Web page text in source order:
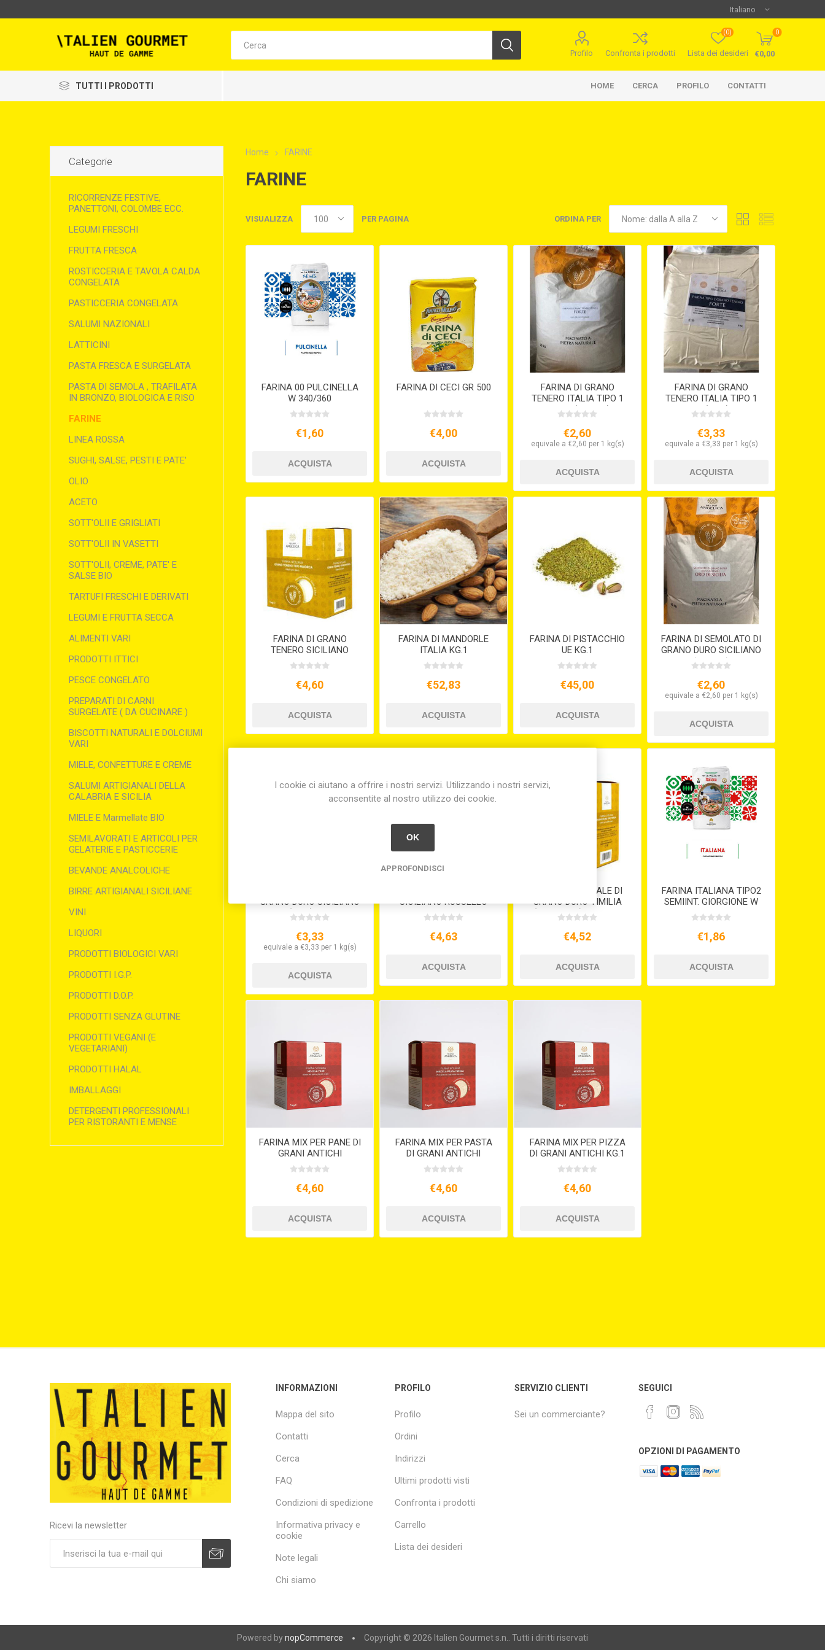
Profilo Confronta i prodotti Lista dei desideri
(0) 0
€0,00
TUTTI I PRODOTTI HOME CERCA PROFILO CONTATTI
Home FARINE
FARINE
ORDINA PER
VISUALIZZA PER PAGINA
FARINA 00 PULCINELLA
W 340/360
€1,60
FARINA DI CECI GR 500
€4,00
FARINA DI GRANO
TENERO ITALIA TIPO 1
FORTE (KG.12,5)
€2,60
equivale a €2,60 per 1 kg(s)
FARINA DI GRANO
TENERO ITALIA TIPO 1
FORTE (KG.5) S/V
€3,33
equivale a €3,33 per 1 kg(s)
FARINA DI GRANO
TENERO SICILIANO
MAIORCA KG1
€4,60
FARINA DI MANDORLE
ITALIA KG.1
€52,83
FARINA DI PISTACCHIO
UE KG.1
€45,00
FARINA DI SEMOLATO DI
GRANO DURO SICILIANO
(KG.12,5)
€2,60
equivale a €2,60 per 1 kg(s)
GRANO DURO SICILIANO
(KG.5) S/V
€3,33
equivale a €3,33 per 1 kg(s)
SICILIANO RUSSELLO
KG.1 S/V
€4,63
FARINA INTEGRALE DI
GRANO DURO TIMILIA
(TUMMINIA) KG.1 S/V
€4,52
FARINA ITALIANA TIPO2
SEMIINT. GIORGIONE W
290/310
€1,86
FARINA MIX PER PANE DI
GRANI ANTICHI
€4,60
FARINA MIX PER PASTA
DI GRANI ANTICHI
€4,60
FARINA MIX PER PIZZA
DI GRANI ANTICHI KG.1
S/V
€4,60
Categorie
RICORRENZE FESTIVE,
PANETTONI, COLOMBE ECC.
LEGUMI FRESCHI
FRUTTA FRESCA
ROSTICCERIA E TAVOLA CALDA
CONGELATA
PASTICCERIA CONGELATA
SALUMI NAZIONALI
LATTICINI
PASTA FRESCA E SURGELATA
PASTA DI SEMOLA , TRAFILATA
IN BRONZO, BIOLOGICA E RISO
FARINE
LINEA ROSSA
SUGHI, SALSE, PESTI E PATE'
OLIO
ACETO
SOTT'OLII E GRIGLIATI
SOTT'OLII IN VASETTI
SOTT'OLII, CREME, PATE' E
SALSE BIO
TARTUFI FRESCHI E DERIVATI
LEGUMI E FRUTTA SECCA
ALIMENTI VARI
PRODOTTI ITTICI
PESCE CONGELATO
PREPARATI DI CARNI
SURGELATE ( DA CUCINARE )
BISCOTTI NATURALI E DOLCIUMI
VARI
MIELE, CONFETTURE E CREME
SALUMI ARTIGIANALI DELLA
CALABRIA E SICILIA
MIELE E Marmellate BIO
SEMILAVORATI E ARTICOLI PER
GELATERIE E PASTICCERIE
BEVANDE ANALCOLICHE
BIRRE ARTIGIANALI SICILIANE
VINI
LIQUORI
PRODOTTI BIOLOGICI VARI
PRODOTTI I.G.P.
PRODOTTI D.O.P.
PRODOTTI SENZA GLUTINE
PRODOTTI VEGANI (E
VEGETARIANI)
PRODOTTI HALAL
IMBALLAGGI
DETERGENTI PROFESSIONALI
PER RISTORANTI E MENSE
Ricevi la newsletter
INFORMAZIONI
Mappa del sito
Contatti
Cerca
FAQ
Condizioni di spedizione
Informativa privacy e
cookie
Note legali
Chi siamo
PROFILO
Profilo
Ordini
Indirizzi
Ultimi prodotti visti
Confronta i prodotti
Carrello
Lista dei desideri
SERVIZIO CLIENTI
Sei un commerciante?
SEGUICI
OPZIONI DI PAGAMENTO
Powered bynopCommerce Copyright © 2026 Italien Gourmet s.n.. Tutti i diritti riservati
I cookie ci aiutano a offrire i nostri servizi. Utilizzando i nostri servizi,
acconsentite al nostro utilizzo dei cookie.
OK
APPROFONDISCI